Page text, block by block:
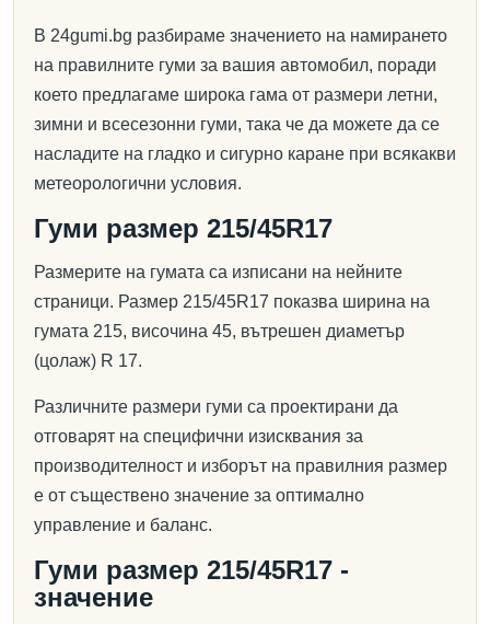
В 24gumi.bg разбираме значението на намирането
на правилните гуми за вашия автомобил, поради
което предлагаме широка гама от размери летни,
зимни и всесезонни гуми, така че да можете да се
насладите на гладко и сигурно каране при всякакви
метеорологични условия.
Гуми размер 215/45R17
Размерите на гумата са изписани на нейните
страници. Размер 215/45R17 показва ширина на
гумата 215, височина 45, вътрешен диаметър
(цолаж) R 17.
Различните размери гуми са проектирани да
отговарят на специфични изисквания за
производителност и изборът на правилния размер
е от съществено значение за оптимално
управление и баланс.
Гуми размер 215/45R17 -
значение